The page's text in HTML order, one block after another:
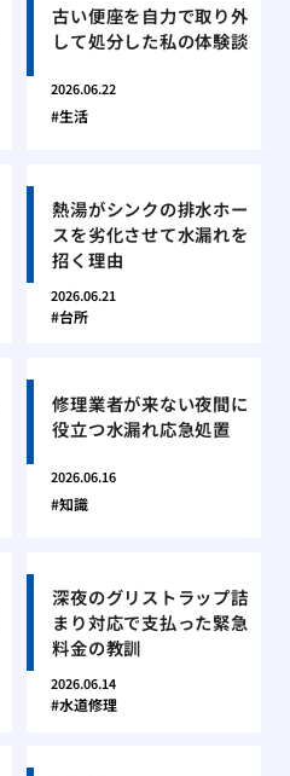
古い便座を自力で取り外
して処分した私の体験談
2026.06.22
生活
熱湯がシンクの排水ホー
スを劣化させて水漏れを
招く理由
2026.06.21
台所
修理業者が来ない夜間に
役立つ水漏れ応急処置
2026.06.16
知識
深夜のグリストラップ詰
まり対応で支払った緊急
料金の教訓
2026.06.14
水道修理